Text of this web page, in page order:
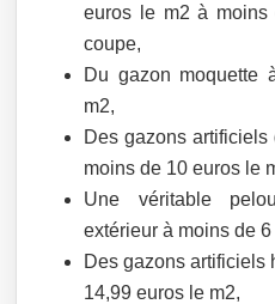
euros le m2 à
coupe,
Du gazon moquette
m2,
Des gazons
moins de 10 euros le
Une véritable
extérieur à moins de
Des gazons artificiels
14,99 euros le m2,